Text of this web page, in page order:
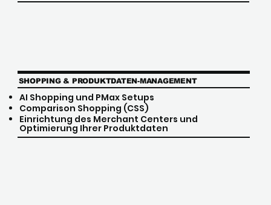
SHOPPING & PRODUKTDATEN-MANAGEMENT
AI Shopping und PMax Setups
Comparison Shopping (CSS)
Einrichtung des Merchant Centers und
Optimierung Ihrer Produktdaten